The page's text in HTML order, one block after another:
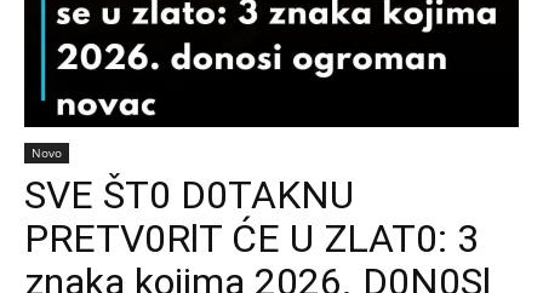
Novo
SVE ŠT0 D0TAKNU
PRETV0RlT ĆE U ZLAT0: 3
znaka kojima 2026. D0N0Sl